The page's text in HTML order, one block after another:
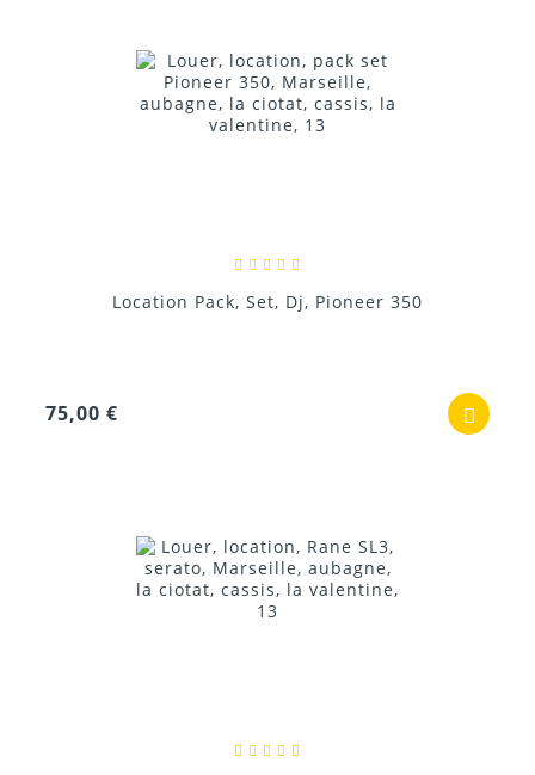
Location Pack, Set, Dj, Pioneer 350
75,00 €